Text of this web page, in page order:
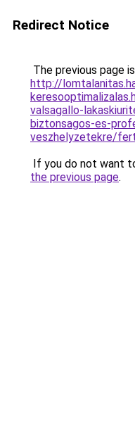
Redirect Notice
The previous page
http://
valsagallo-
biztonsagos-es-
veszhelyzetekre/
If you do not want
the previous page.